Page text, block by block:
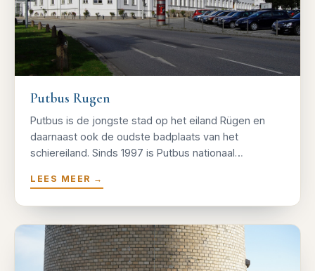
Putbus Rugen
Putbus is de jongste stad op het eiland Rügen en
daarnaast ook de oudste badplaats van het
schiereiland. Sinds 1997 is Putbus nationaal…
LEES MEER →